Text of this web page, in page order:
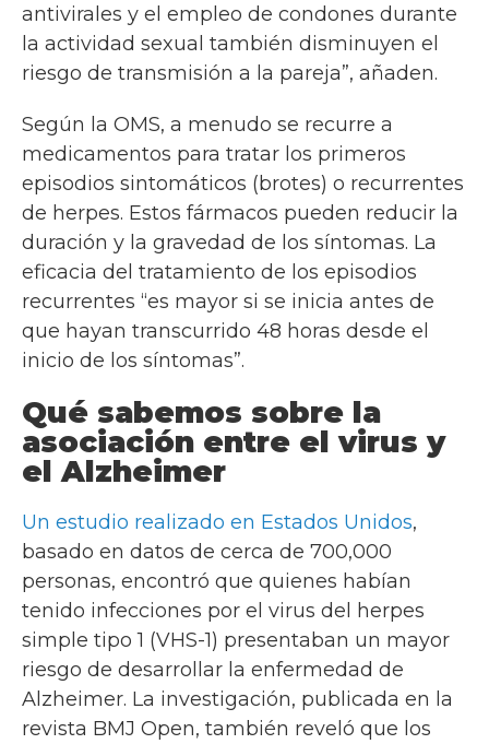
antivirales y el empleo de condones durante
la actividad sexual también disminuyen el
riesgo de transmisión a la pareja”, añaden.
Según la OMS, a menudo se recurre a
medicamentos para tratar los primeros
episodios sintomáticos (brotes) o recurrentes
de herpes. Estos fármacos pueden reducir la
duración y la gravedad de los síntomas. La
eficacia del tratamiento de los episodios
recurrentes “es mayor si se inicia antes de
que hayan transcurrido 48 horas desde el
inicio de los síntomas”.
Qué sabemos sobre la
asociación entre el virus y
el Alzheimer
Un estudio realizado en Estados Unidos,
basado en datos de cerca de 700,000
personas, encontró que quienes habían
tenido infecciones por el virus del herpes
simple tipo 1 (VHS-1) presentaban un mayor
riesgo de desarrollar la enfermedad de
Alzheimer. La investigación, publicada en la
revista BMJ Open, también reveló que los